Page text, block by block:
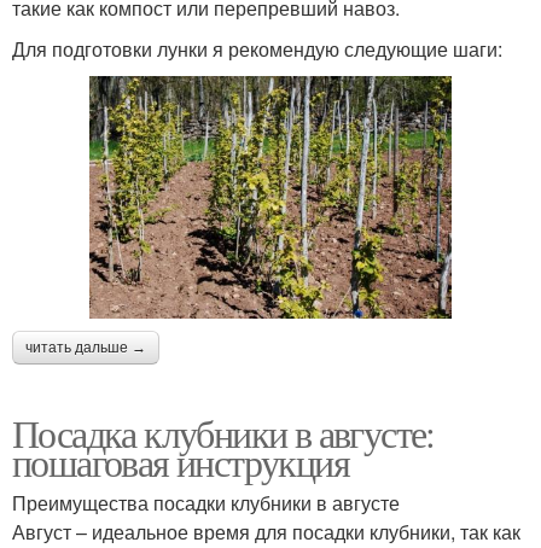
такие как компост или перепревший навоз.
Для подготовки лунки я рекомендую следующие шаги:
читать дальше →
Посадка клубники в августе:
пошаговая инструкция
Преимущества посадки клубники в августе
Август – идеальное время для посадки клубники, так как